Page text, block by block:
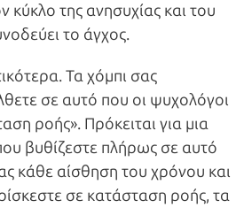
κύκλο της ανησυχίας και του
το άγχος.
Τα χόμπι σας
σε αυτό που οι ψυχολόγοι
ροής». Πρόκειται για μια
βυθίζεστε πλήρως σε αυτό
κάθε αίσθηση του χρόνου και
σε κατάσταση ροής, τα